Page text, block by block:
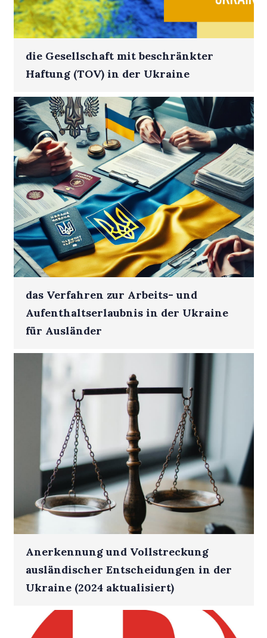
die Gesellschaft mit beschränkter
Haftung (TOV) in der Ukraine
das Verfahren zur Arbeits- und
Aufenthaltserlaubnis in der Ukraine
für Ausländer
Anerkennung und Vollstreckung
ausländischer Entscheidungen in der
Ukraine (2024 aktualisiert)